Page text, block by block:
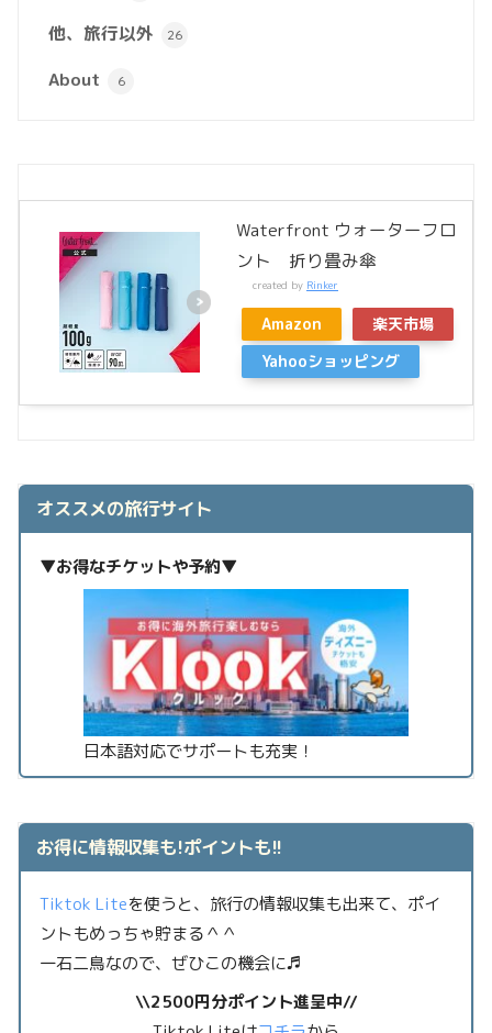
他、旅行以外 26
About 6
Waterfront ウォーターフロ
ント 折り畳み傘
created by Rinker
Amazon
楽天市場
Yahooショッピング
オススメの旅行サイト
▼お得なチケットや予約▼
日本語対応でサポートも充実！
お得に情報収集も!ポイントも!!
Tiktok Liteを使うと、旅行の情報収集も出来て、ポイ
ントもめっちゃ貯まる＾＾
一石二鳥なので、ぜひこの機会に♬
\\2500円分ポイント進呈中//